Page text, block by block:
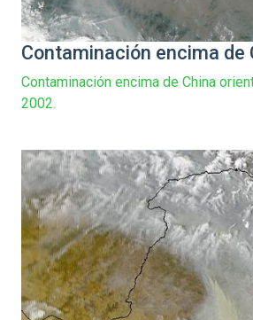
Contaminación encima de
Contaminación encima de China
2002.